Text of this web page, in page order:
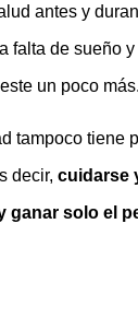
antes y
falta de sueño
un poco
tampoco tiene
decir, cuidarse
ganar solo el